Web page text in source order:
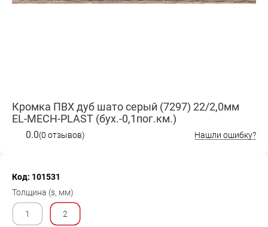
Кромка ПВХ дуб шато серый (7297) 22/2,0мм
EL-MECH-PLAST (бух.-0,1пог.км.)
0.0(0 отзывов) Нашли ошибку?
Код: 101531
Толщина (s, мм)
1 2